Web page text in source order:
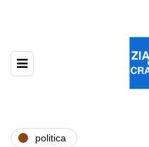
politica